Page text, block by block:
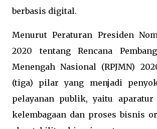
berbasis digital.
Menurut Peraturan Presiden
2020 tentang Rencana
Menengah Nasional (RPJMN)
(tiga) pilar yang menjadi
pelayanan publik, yaitu
kelembagaan dan proses bisnis